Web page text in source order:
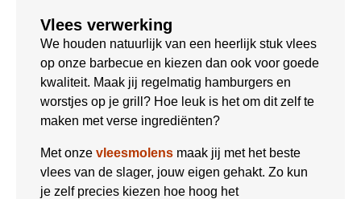
Vlees verwerking
We houden natuurlijk van een heerlijk stuk vlees
op onze barbecue en kiezen dan ook voor goede
kwaliteit. Maak jij regelmatig hamburgers en
worstjes op je grill? Hoe leuk is het om dit zelf te
maken met verse ingrediënten?
Met onze vleesmolens maak jij met het beste
vlees van de slager, jouw eigen gehakt. Zo kun
je zelf precies kiezen hoe hoog het